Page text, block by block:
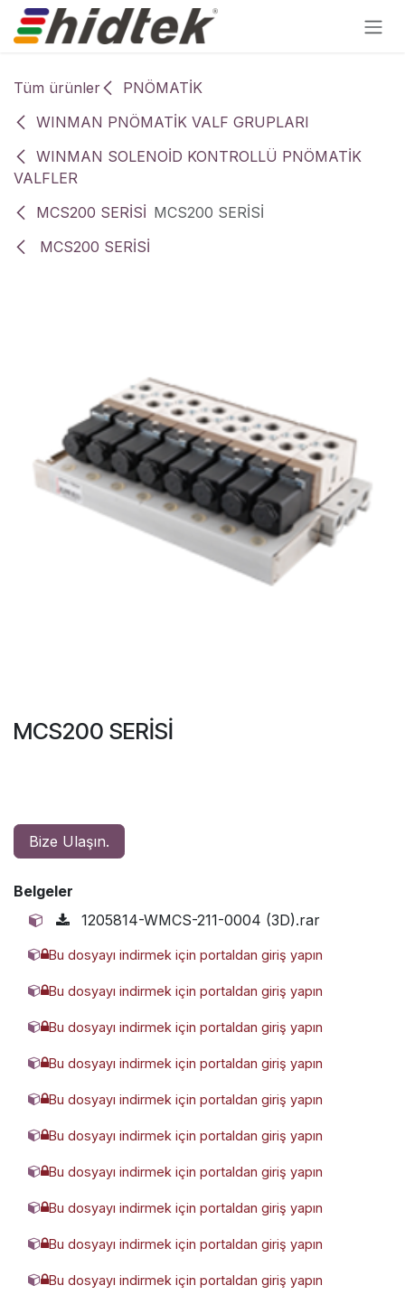
İçereği Atla
Tüm ürünler
PNÖMATİK
WINMAN PNÖMATİK VALF GRUPLARI
WINMAN SOLENOİD KONTROLLÜ PNÖMATİK
VALFLER
MCS200 SERİSİ MCS200 SERİSİ
MCS200 SERİSİ
MCS200 SERİSİ
Bize Ulaşın.
Belgeler
1205814-WMCS-211-0004 (3D).rar
Bu dosyayı indirmek için portaldan giriş yapın
2153936-WMCS-221-0010 (3D).rar
Bu dosyayı indirmek için portaldan giriş yapın
2709912-WMCS-221-0012 (3D).rar
Bu dosyayı indirmek için portaldan giriş yapın
3090356-WMCS-221-0006 (3D).rar
Bu dosyayı indirmek için portaldan giriş yapın
3893554-WMCS-221-0004 (3D).rar
Bu dosyayı indirmek için portaldan giriş yapın
4023430-WMCS-211-0012 (3D).rar
Bu dosyayı indirmek için portaldan giriş yapın
4151575-WMCS-221-0014 (3D).rar
Bu dosyayı indirmek için portaldan giriş yapın
4564865-WMCS-221-0008 (3D).rar
Bu dosyayı indirmek için portaldan giriş yapın
4940832-WMCS-211-0014 (3D).rar
Bu dosyayı indirmek için portaldan giriş yapın
5018215-WMCS-211-0008 (3D).rar
Bu dosyayı indirmek için portaldan giriş yapın
7397661-WMCS-211-0010 (3D).rar